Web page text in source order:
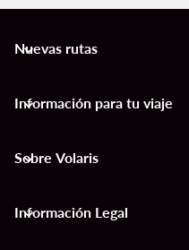
Nuevas rutas
keyboard_arrow_down
Información para tu viaje
keyboard_arrow_down
Sobre Volaris
keyboard_arrow_down
Información Legal
keyboard_arrow_down